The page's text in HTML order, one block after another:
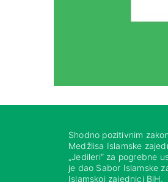
Shodno pozitivnim
Medžlisa Islamske
„Jedileri“ za pogrebne
je dao Sabor Islamske
Islamskoj zajednici BiH.